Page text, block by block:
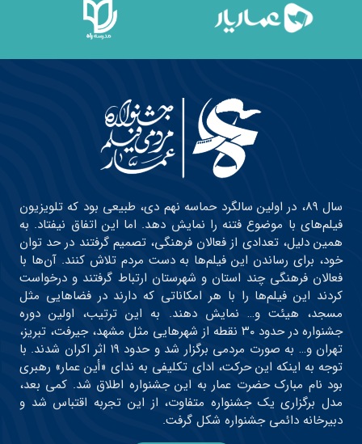
سال ۸۹، در اولین سالگرد حماسه نهم دی، طبیعی بود که تلویزیون
فیلم‌های با موضوع فتنه را نمایش دهد. اما این اتفاق نیفتاد. به
همین دلیل، تعدادی از فعالان فرهنگی، تصمیم گرفتند در حد توان
خود، برای رساندن این فیلم‌ها به دست مردم تلاش کنند. آن‌ها با
فعالان فرهنگی چند استان و شهرستان ارتباط گرفتند و درخواست
کردند این فیلم‌ها را با هر امکاناتی که دارند در فضاهایی مثل
مسجد، هیئت و… نمایش دهند. به این ترتیب، اولین دوره
جشنواره در حدود ۳۰ نقطه از شهرهایی مثل مشهد، جیرفت، تبریز،
تهران و… به صورت مردمی برگزار شد و حدود ۱۹ اثر اکران شدند. با
توجه به اینکه این حرکت، ادای تکلیفی به ندای «أین عمار» رهبری
بود نام مبارک حضرت عمار به این جشنواره اطلاق شد. کمی بعد،
مدل برگزاری یک جشنواره متفاوت، از این تجربه اقتباس شد و
دبیرخانه دائمی جشنواره شکل گرفت.